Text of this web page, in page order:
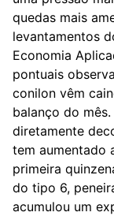
quedas mais
levantamentos
Economia
pontuais
conilon vêm
balanço do
diretamente
tem aumentado
primeira
do tipo 6,
acumulou um